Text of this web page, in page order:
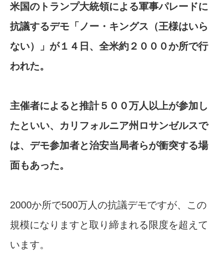
米国のトランプ大統領による軍事パレードに
抗議するデモ「ノー・キングス（王様はいら
ない）」が１４日、全米約２０００か所で行
われた。
主催者によると推計５００万人以上が参加し
たといい、カリフォルニア州ロサンゼルスで
は、デモ参加者と治安当局者らが衝突する場
面もあった。
2000か所で500万人の抗議デモですが、この
規模になりますと取り締まれる限度を超えて
います。